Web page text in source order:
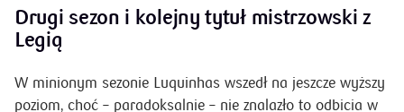
Drugi sezon i kolejny tytuł mistrzowski z
Legią
W minionym sezonie Luquinhas wszedł na jeszcze wyższy
poziom, choć – paradoksalnie – nie znalazło to odbicia w